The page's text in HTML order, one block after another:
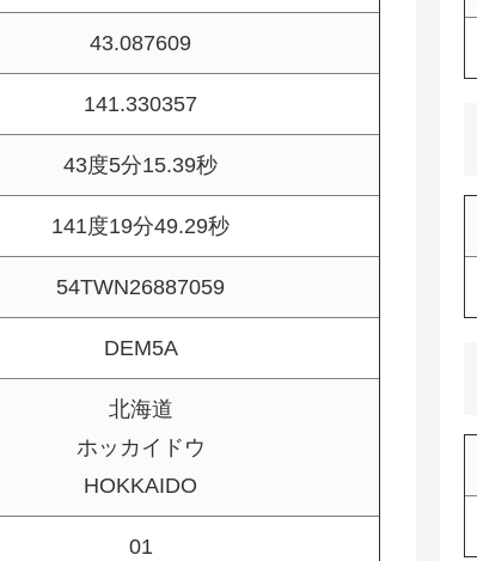
43.087609
141.330357
43度5分15.39秒
141度19分49.29秒
54TWN26887059
DEM5A
北海道
ホッカイドウ
HOKKAIDO
01